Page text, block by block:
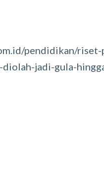
pendidikan/
jadi-gula-